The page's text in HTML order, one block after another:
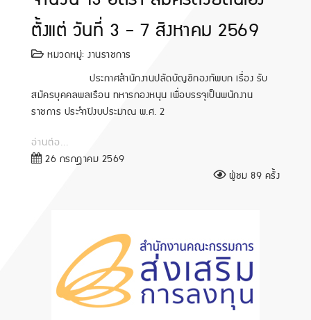
ตั้งแต่ วันที่ 3 - 7 สิงหาคม 2569
หมวดหมู่: งานราชการ
ประกาศสำนักงานปลัดบัญชีกองทัพบก เรื่อง รับ
สมัครบุคคลพลเรือน ทหารกองหนุน เพื่อบรรจุเป็นพนักงาน
ราชการ ประจำปีงบประมาณ พ.ศ. 2
อ่านต่อ...
26 กรกฎาคม 2569
ผู้ชม 89 ครั้ง